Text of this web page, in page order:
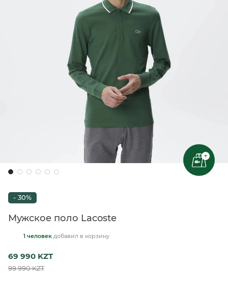
ЖЕНСКОЕ
МЫ LACOSTE
+
- 30%
Мужское поло Lacoste
1 человек добавил в корзину
69 990 KZT
99 990 KZT